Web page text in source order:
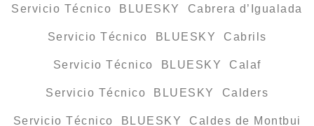
Servicio Técnico BLUESKY Cabrera d’Igualada
Servicio Técnico BLUESKY Cabrils
Servicio Técnico BLUESKY Calaf
Servicio Técnico BLUESKY Calders
Servicio Técnico BLUESKY Caldes de Montbui